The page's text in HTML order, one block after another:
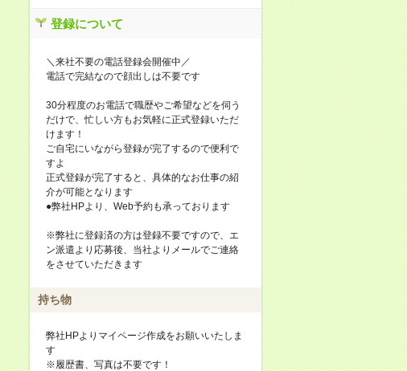
登録について
＼来社不要の電話登録会開催中／
電話で完結なので顔出しは不要です
30分程度のお電話で職歴やご希望などを伺う
だけで、忙しい方もお気軽に正式登録いただ
けます！
ご自宅にいながら登録が完了するので便利で
すよ
正式登録が完了すると、具体的なお仕事の紹
介が可能となります
●弊社HPより、Web予約も承っております
※弊社に登録済の方は登録不要ですので、エ
ン派遣より応募後、当社よりメールでご連絡
をさせていただきます
持ち物
弊社HPよりマイページ作成をお願いいたしま
す
※履歴書、写真は不要です！